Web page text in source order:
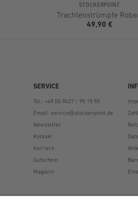
STOCKERPOINT
Trachtenstrümpfe
49,90 €
SERVICE
Tel.: +49 (0) 9427 / 95 15 55
Email: service@stockerpoint.de
Newsletter
Kontakt
Karriere
Gutschein
Magazin